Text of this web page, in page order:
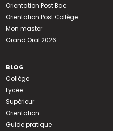
Orientation Post Bac
Orientation Post Collège
Mon master
Grand Oral 2026
BLOG
Collège
Lycée
Supérieur
Orientation
Guide pratique